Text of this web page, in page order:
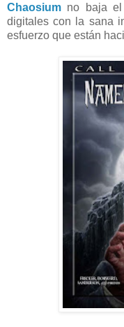
Chaosium no baja el
digitales con la sana
esfuerzo que están